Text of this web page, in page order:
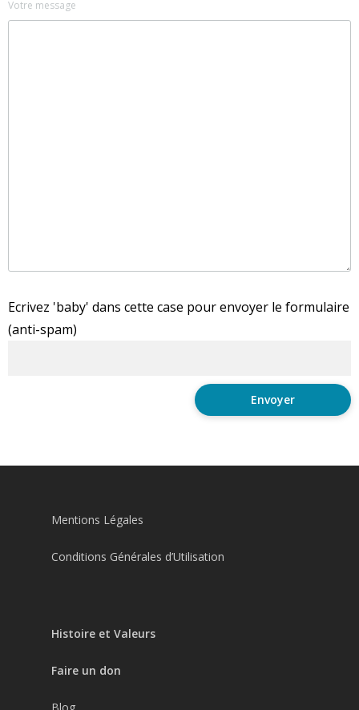
Votre message
Ecrivez 'baby' dans cette case pour envoyer le formulaire
(anti-spam)
Mentions Légales
Conditions Générales d’Utilisation
Histoire et Valeurs
Faire un don